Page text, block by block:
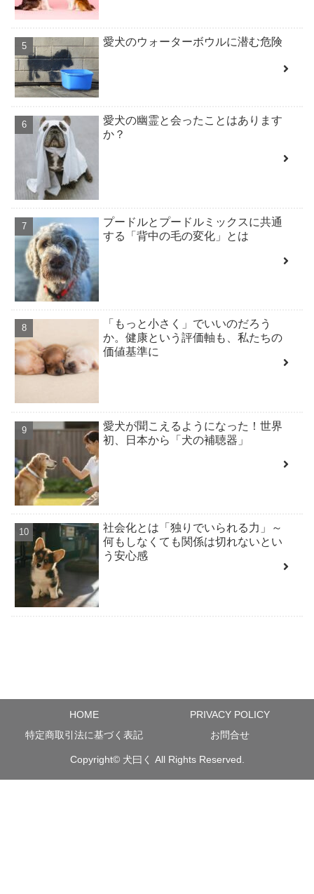
愛犬のウォーターボウルに潜む危険
愛犬の幽霊と会ったことはあります
か？
プードルとプードルミックスに共通
する「背中の毛の変化」とは
「もっと小さく」でいいのだろう
か。健康という評価軸も、私たちの
価値基準に
愛犬が聞こえるようになった！世界
初、日本から「犬の補聴器」
社会化とは「独りでいられる力」～
何もしなくても関係は切れないとい
う安心感
HOME
PRIVACY POLICY
特定商取引法に基づく表記
お問合せ
Copyright© 犬曰く All Rights Reserved.